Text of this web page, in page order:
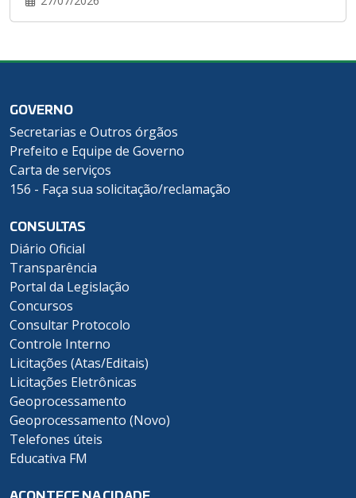
GOVERNO
Secretarias e Outros órgãos
Prefeito e Equipe de Governo
Carta de serviços
156 - Faça sua solicitação/reclamação
CONSULTAS
Diário Oficial
Transparência
Portal da Legislação
Concursos
Consultar Protocolo
Controle Interno
Licitações (Atas/Editais)
Licitações Eletrônicas
Geoprocessamento
Geoprocessamento (Novo)
Telefones úteis
Educativa FM